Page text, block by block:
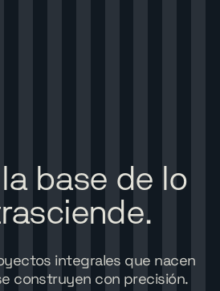
la base de lo
integrales que nacen
construyen con precisión.